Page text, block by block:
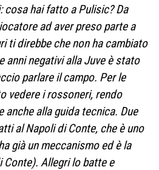
cosa hai fatto a Pulisic? Da
ad aver preso parte a
ti direbbe che non ha cambiato
anni negativi alla Juve è stato
parlare il campo. Per le
vedere i rossoneri, rendo
alla guida tecnica. Due
al Napoli di Conte, che è uno
già un meccanismo ed è la
Allegri lo batte e